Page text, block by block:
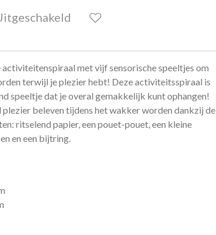
activiteitenspiraal met vijf sensorische speeltjes om
terwijl je plezier hebt! Deze activiteitsspiraal is
speeltje dat je overal gemakkelijk kunt ophangen!
plezier beleven tijdens het wakker worden dankzij de
ritselend papier, een pouet-pouet, een kleine
en een bijtring.